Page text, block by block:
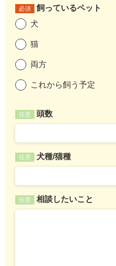
必須
飼っているペット
犬
猫
両方
これから飼う予定
任意 頭数
任意 犬種/猫種
任意 相談したいこと